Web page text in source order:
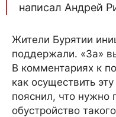
написал Андрей
Жители Бурятии
поддержали. «За»
В комментариях к
как осуществить
пояснил, что нужно
обустройство